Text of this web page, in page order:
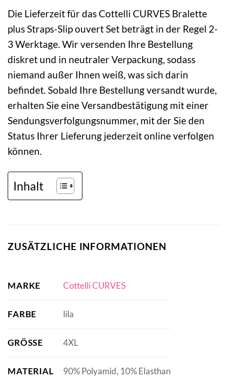
Die Lieferzeit für das Cottelli CURVES Bralette
plus Straps-Slip ouvert Set beträgt in der Regel 2-
3 Werktage. Wir versenden Ihre Bestellung
diskret und in neutraler Verpackung, sodass
niemand außer Ihnen weiß, was sich darin
befindet. Sobald Ihre Bestellung versandt wurde,
erhalten Sie eine Versandbestätigung mit einer
Sendungsverfolgungsnummer, mit der Sie den
Status Ihrer Lieferung jederzeit online verfolgen
können.
Inhalt
ZUSÄTZLICHE INFORMATIONEN
MARKE Cottelli CURVES
FARBE lila
GRÖSSE 4XL
MATERIAL 90% Polyamid, 10% Elasthan